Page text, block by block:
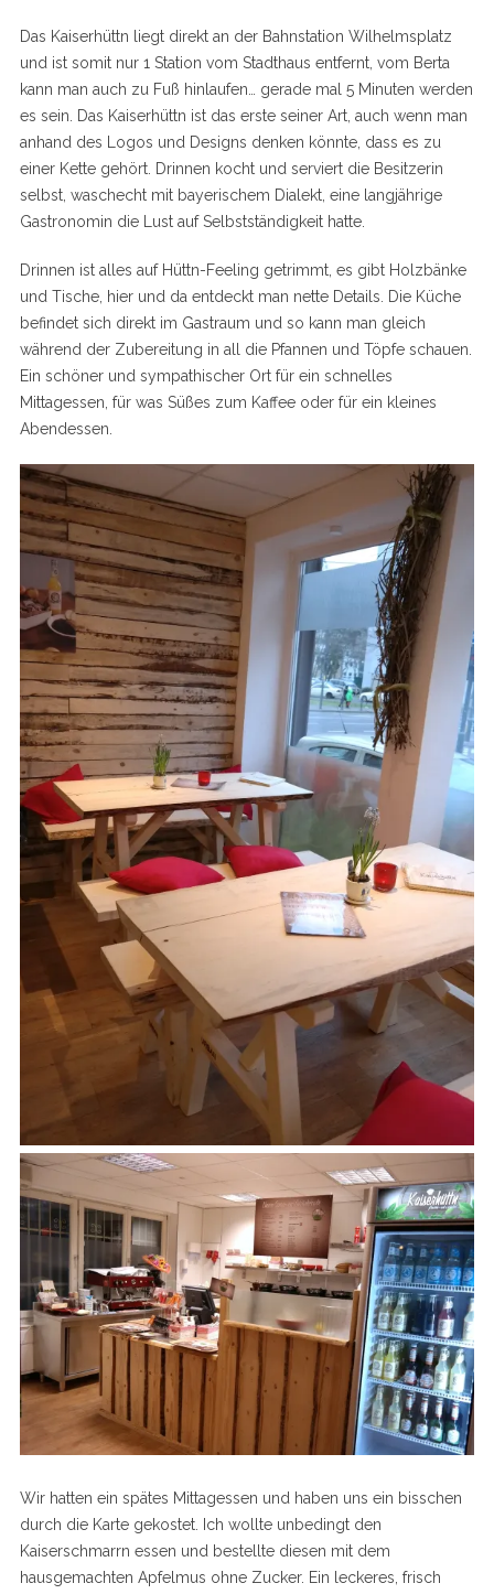
Das Kaiserhüttn liegt direkt an der Bahnstation Wilhelmsplatz
und ist somit nur 1 Station vom Stadthaus entfernt, vom Berta
kann man auch zu Fuß hinlaufen… gerade mal 5 Minuten werden
es sein. Das Kaiserhüttn ist das erste seiner Art, auch wenn man
anhand des Logos und Designs denken könnte, dass es zu
einer Kette gehört. Drinnen kocht und serviert die Besitzerin
selbst, waschecht mit bayerischem Dialekt, eine langjährige
Gastronomin die Lust auf Selbstständigkeit hatte.
Drinnen ist alles auf Hüttn-Feeling getrimmt, es gibt Holzbänke
und Tische, hier und da entdeckt man nette Details. Die Küche
befindet sich direkt im Gastraum und so kann man gleich
während der Zubereitung in all die Pfannen und Töpfe schauen.
Ein schöner und sympathischer Ort für ein schnelles
Mittagessen, für was Süßes zum Kaffee oder für ein kleines
Abendessen.
Wir hatten ein spätes Mittagessen und haben uns ein bisschen
durch die Karte gekostet. Ich wollte unbedingt den
Kaiserschmarrn essen und bestellte diesen mit dem
hausgemachten Apfelmus ohne Zucker. Ein leckeres, frisch